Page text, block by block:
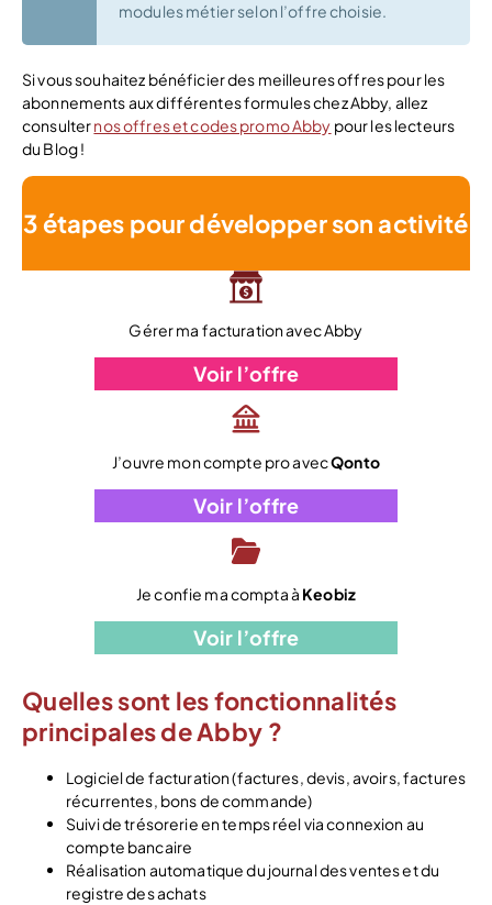
modules métier selon l’offre choisie.
Si vous souhaitez bénéficier des meilleures offres pour les
abonnements aux différentes formules chez Abby, allez
consulternos offres et codes promo Abby pour les lecteurs
du Blog !
3 étapes pour développer son activité
Gérer ma facturation avec Abby
Voir l’offre
J’ouvre mon compte pro avecQonto
Voir l’offre
Je confie ma compta à Keobiz
Voir l’offre
Quelles sont les fonctionnalités
principales de Abby ?
Logiciel de facturation (factures, devis, avoirs, factures
récurrentes, bons de commande)
Suivi de trésorerie en temps réel via connexion au
compte bancaire
Réalisation automatique du journal des ventes et du
registre des achats